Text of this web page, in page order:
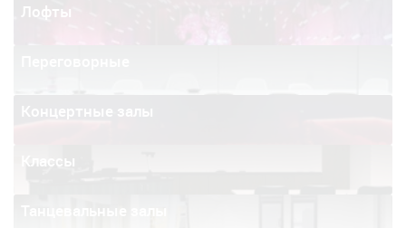
Лофты
Классы